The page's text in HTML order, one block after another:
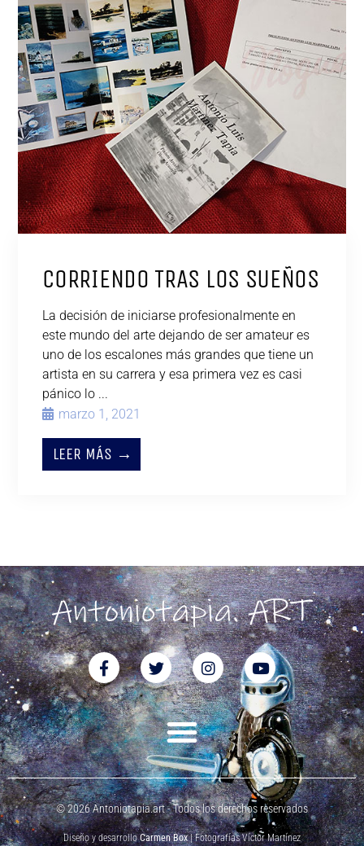
CORRIENDO TRAS LOS SUEÑOS
La decisión de iniciarse profesionalmente en
este mundo del arte dejando de ser amateur es
uno de los escalones más grandes que tiene un
artista en su carrera y esa primera vez es casi
pánico lo ...
marzo 1, 2021
LEER MÁS →
© 2026 Antoniotapia.art - Todos los derechos reservados
Diseño y desarrolloCarmen Box| Fotografías Víctor Martínez